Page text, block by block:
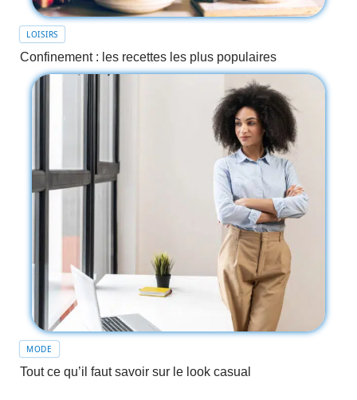
LOISIRS
Confinement : les recettes les plus populaires
MODE
Tout ce qu’il faut savoir sur le look casual